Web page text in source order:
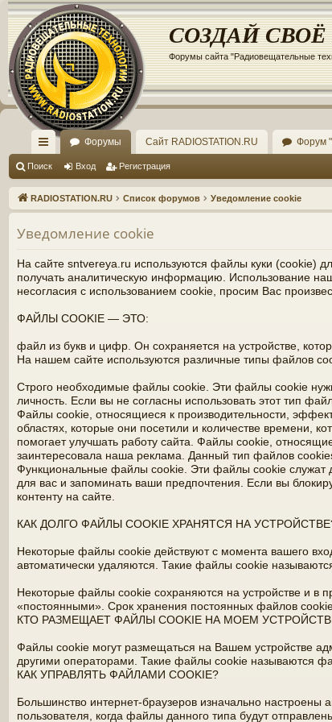
Регистрация
СОЗДАЙ
Форумы сайта "Радиовещательные
с
ы
лк
и
Форумы Сайт RADIOSTATION.RU Форум
Поиск Вход Регистрация
RADIOSTATION.RU Список форумов Уведомление cookie
Уведомление cookie
На сайте sntvereya.ru используются файлы куки (cookie)
получать аналитическую информацию. Использование
несогласия с использованием cookie, просим Вас
ФАЙЛЫ COOKIE — ЭТО:
файл из букв и цифр. Он сохраняется на устройстве,
На нашем сайте используются различные типы файлов
Строго необходимые файлы cookie. Эти файлы cookie
личность. Если вы не согласны использовать этот тип
Файлы cookie, относящиеся к производительности,
областях, которые они посетили и количестве времени,
помогает улучшать работу сайта. Файлы cookie,
заинтересовала наша реклама. Данный тип файлов
Функциональные файлы cookie. Эти файлы cookie служат
для вас и запоминать ваши предпочтения. Если вы
контенту на сайте.
КАК ДОЛГО ФАЙЛЫ COOKIE ХРАНЯТСЯ НА
Некоторые файлы cookie действуют с момента вашего
автоматически удаляются. Такие файлы cookie
Некоторые файлы cookie сохраняются на устройстве и в
«постоянными». Срок хранения постоянных файлов
КТО РАЗМЕЩАЕТ ФАЙЛЫ COOKIE НА МОЕМ
Файлы cookie могут размещаться на Вашем устройстве
другими операторами. Такие файлы cookie называются
КАК УПРАВЛЯТЬ ФАЙЛАМИ COOKIE?
Большинство интернет-браузеров изначально
пользователя, когда файлы данного типа будут